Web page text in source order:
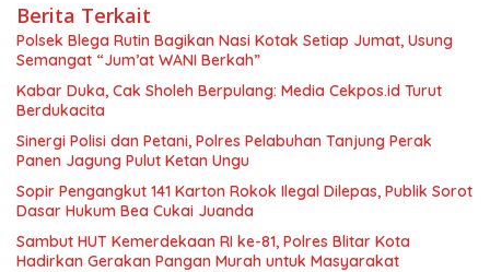
Berita Terkait
Polsek Blega Rutin Bagikan Nasi Kotak Setiap Jumat, Usung
Semangat “Jum’at WANI Berkah”
Kabar Duka, Cak Sholeh Berpulang: Media Cekpos.id Turut
Berdukacita
Sinergi Polisi dan Petani, Polres Pelabuhan Tanjung Perak
Panen Jagung Pulut Ketan Ungu
Sopir Pengangkut 141 Karton Rokok Ilegal Dilepas, Publik Sorot
Dasar Hukum Bea Cukai Juanda
Sambut HUT Kemerdekaan RI ke-81, Polres Blitar Kota
Hadirkan Gerakan Pangan Murah untuk Masyarakat